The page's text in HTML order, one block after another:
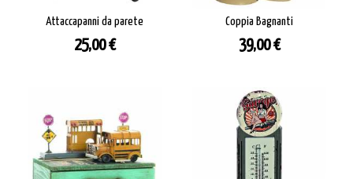
Attaccapanni da parete
Prezzo
25,00 €
Coppia Bagnanti
Prezzo
39,00 €